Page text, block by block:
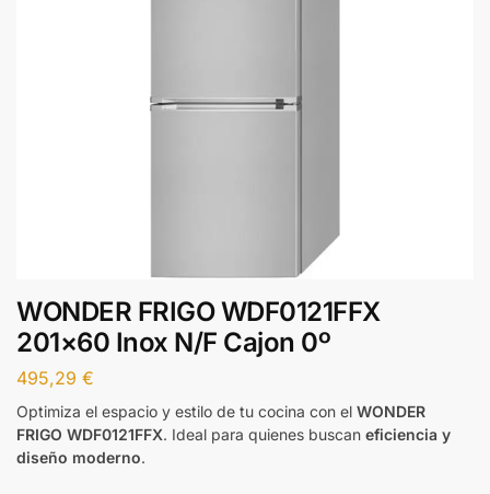
WONDER FRIGO WDF0121FFX
201×60 Inox N/F Cajon 0º
495,29 €
Optimiza el espacio y estilo de tu cocina con el WONDER
FRIGO WDF0121FFX. Ideal para quienes buscan eficiencia y
diseño moderno.